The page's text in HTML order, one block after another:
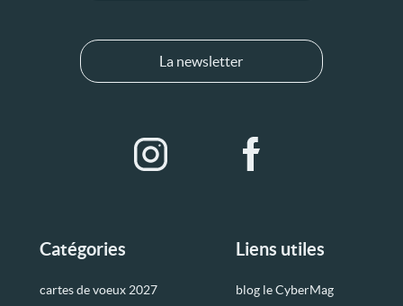
Catégories
cartes de voeux 2027
Liens utiles
blog le CyberMag
La newsletter